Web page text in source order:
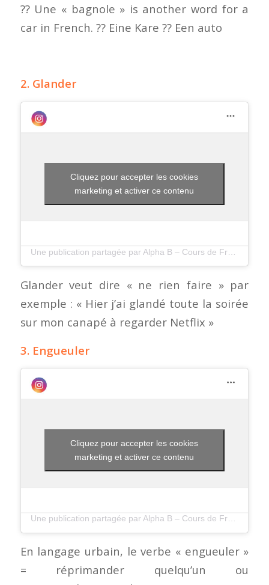
?? Une « bagnole » is another word for a
car in French. ?? Eine Kare ?? Een auto
2. Glander
Cliquez pour accepter les cookies
marketing et activer ce contenu
Glander veut dire « ne rien faire » par
exemple : « Hier j’ai glandé toute la soirée
sur mon canapé à regarder Netflix »
3. Engueuler
Une publication partagée par Alpha B – Cours de Francais (@alphabfrenchschool)
Cliquez pour accepter les cookies
marketing et activer ce contenu
En langage urbain, le verbe « engueuler »
= réprimander quelqu’un ou